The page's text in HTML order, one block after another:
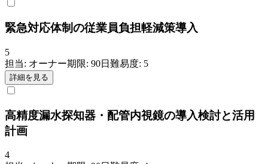
緊急対応体制の従業員負担軽減策導入
5
担当: オーナー期限: 90日 難易度: 5
詳細を見る
高精度漏水探知器・配管内視鏡の導入検討と活用
計画
4